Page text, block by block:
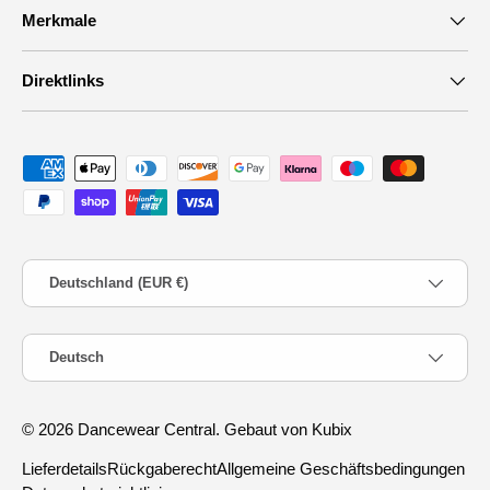
Merkmale
Direktlinks
Zahlungsmethoden
Land/Region
Deutschland (EUR €)
Sprache
Deutsch
© 2026 Dancewear Central. Gebaut von Kubix
LieferdetailsRückgaberechtAllgemeine Geschäftsbedingungen